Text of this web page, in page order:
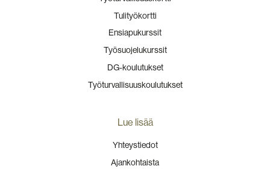
Tulityökortti
Ensiapukurssit
Työsuojelukurssit
DG-koulutukset
Työturvallisuuskoulutukset
Lue lisää
Yhteystiedot
Ajankohtaista